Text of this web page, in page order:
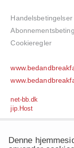
Handelsbetingelser
Cookieregler
net-bb.dk
jip.Host
Denne